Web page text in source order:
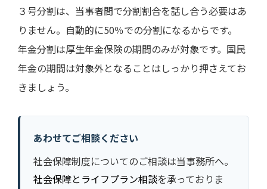
３号分割は、当事者間で分割割合を話し合う必要はあ
りません。自動的に50％での分割になるからです。
年金分割は厚生年金保険の期間のみが対象です。国民
年金の期間は対象外となることはしっかり押さえてお
きましょう。
あわせてご相談ください
社会保障制度についてのご相談は当事務所へ。
社会保障とライフプラン相談を承っておりま